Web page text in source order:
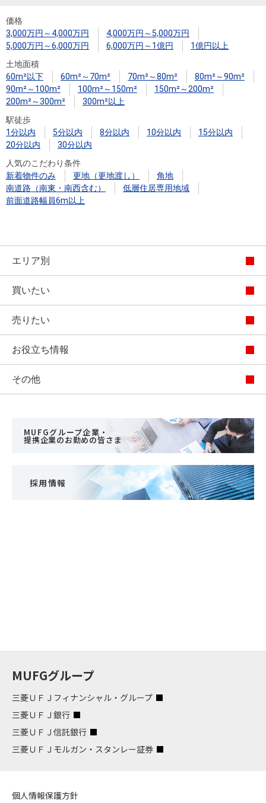
税金の本
（電子ブ
ック）
価格
3,000万円～4,000万円
4,000万円～5,000万円
5,000万円～6,000万円
6,000万円～1億円
1億円以上
土地面積
60m²以下
60m²～70m² 70m²～80m²
80m²～90m²
90m²～100m²
100m²～150m²
150m²～200m²
200m²～300m²
300m²以上
駅徒歩
1分以内
5分以内 8分以内 10分以内
15分以内
20分以内
30分以内
人気のこだわり条件
新着物件のみ
更地（更地渡し）
角地
南道路（南東・南西含む）
低層住居専用地域
前面道路幅員6m以上
エリア別
買いたい
売りたい
お役立ち情報
その他
MUFGグループ企業・
提携企業のお勤めの皆さま
採用情報
MUFGグループ
三菱ＵＦＪフィナンシャル・グループ
三菱ＵＦＪ銀行
三菱ＵＦＪ信託銀行
三菱ＵＦＪモルガン・スタンレー証券
個人情報保護方針